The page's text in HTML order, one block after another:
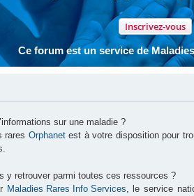
Inscrivez-vous
Ce forum est un service de
sur une maladie ?
rares Orphanetest à votre disposition pour
y retrouver parmi toutes ces ressources ?
Maladies Rares Info Services, le service